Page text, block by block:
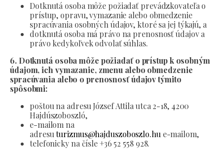
Dotknutá osoba môže požiadať prevádzkovateľa o
prístup, opravu, vymazanie alebo obmedzenie
spracúvania osobných údajov, ktoré sa jej týkajú, a
dotknutá osoba má právo na prenosnosť údajov a
právo kedykoľvek odvolať súhlas.
6. Dotknutá osoba môže požiadať o prístup k osobným
údajom, ich vymazanie, zmenu alebo obmedzenie
spracúvania alebo o prenosnosť údajov týmito
spôsobmi:
poštou na adresu József Attila utca 2-18, 4200
Hajdúszoboszló,
e-mailom na
adresuturizmus@hajduszoboszlo.hu e-mailom,
telefonicky na čísle +36 52 558 928.